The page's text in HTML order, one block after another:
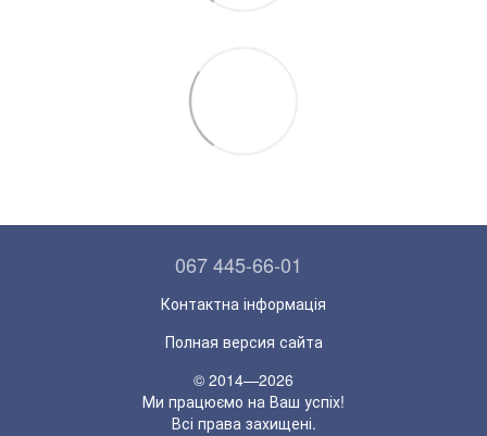
067 445-66-01
Контактна інформація
Полная версия сайта
© 2014—2026
Ми працюємо на Ваш успіх!
Всі права захищені.